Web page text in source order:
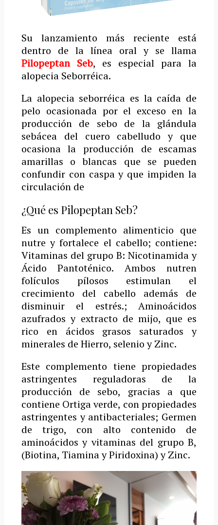
Su lanzamiento más reciente está
dentro de la línea oral y se llama
Pilopeptan Seb, es especial para la
alopecia Seborréica.
La alopecia seborréica es la caída de
pelo ocasionada por el exceso en la
producción de sebo de la glándula
sebácea del cuero cabelludo y que
ocasiona la producción de escamas
amarillas o blancas que se pueden
confundir con caspa y que impiden la
circulación de
¿Qué es Pilopeptan Seb?
Es un complemento alimenticio que
nutre y fortalece el cabello; contiene:
Vitaminas del grupo B: Nicotinamida y
Ácido Pantoténico. Ambos nutren
folículos pílosos estimulan el
crecimiento del cabello además de
disminuir el estrés.; Aminoácidos
azufrados y extracto de mijo, que es
rico en ácidos grasos saturados y
minerales de Hierro, selenio y Zinc.
Este complemento tiene propiedades
astringentes reguladoras de la
producción de sebo, gracias a que
contiene Ortiga verde, con propiedades
astringentes y antibacteriales; Germen
de trigo, con alto contenido de
aminoácidos y vitaminas del grupo B,
(Biotina, Tiamina y Piridoxina) y Zinc.